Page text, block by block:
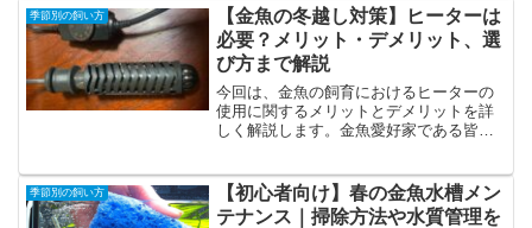
べての金魚愛好家に役立つ情報を提供し
ます。金魚の健康を保つための水温管
理、適切な飼育環境、稚魚のケア方法ま
で、豊富な情報をお届けしますので、ぜ
ひ最後までご覧ください。
季節別の飼い方
【金魚の冬越し対策】ヒーターは
必要？メリット・デメリット、選
び方まで解説
今回は、金魚の飼育におけるヒーターの
使用に関するメリットとデメリットを詳
しく解説します。金魚愛好家である皆さ
季節別の飼い方
【初心者向け】春の金魚水槽メン
テナンス｜掃除方法や水質管理を